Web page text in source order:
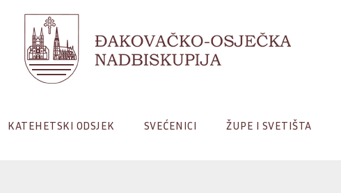
KATEHETSKI ODSJEK SVEĆENICI ŽUPE I SVETIŠTA